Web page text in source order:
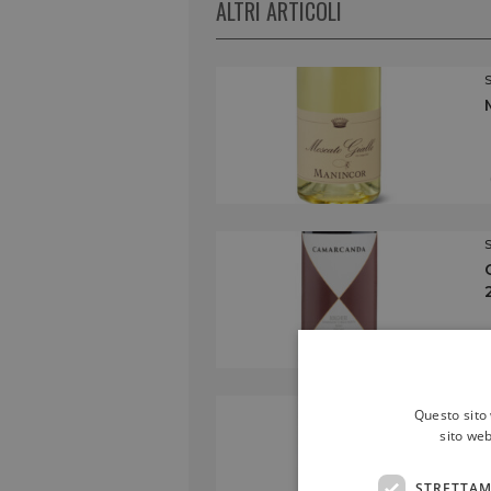
ALTRI ARTICOLI
Questo
sito